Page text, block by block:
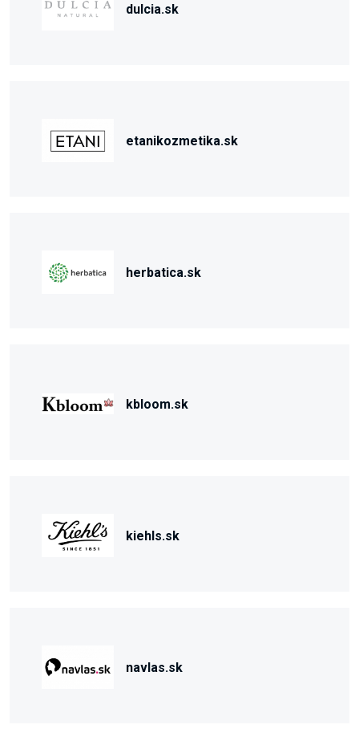
dulcia.sk
etanikozmetika.sk
herbatica.sk
kbloom.sk
kiehls.sk
navlas.sk